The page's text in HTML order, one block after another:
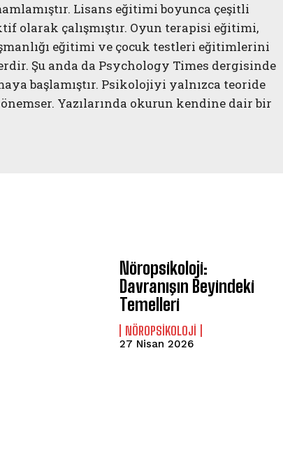
Lisans eğitimi boyunca çeşitli
olarak çalışmıştır. Oyun terapisi eğitimi,
eğitimi ve çocuk testleri eğitimlerini
Şu anda da Psychology Times dergisinde
başlamıştır. Psikolojiyi yalnızca teoride
Yazılarında okurun kendine dair bir
Nöropsikoloji:
Davranışın Beyindeki
Temelleri
NÖROPSIKOLOJI
27 Nisan 2026